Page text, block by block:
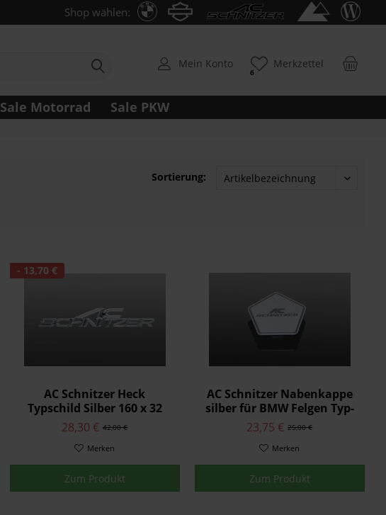
Shop wählen:
6
Merkzettel
Mein Konto
Sale Motorrad Sale PKW
Sortierung:
- 13,70 €
AC Schnitzer Heck
Typschild Silber 160 x 32
mm für BMW
42,00 €
28,30 €
Merken
Zum Produkt
AC Schnitzer Nabenkappe
silber für BMW Felgen Typ-
VIII25,00 €
23,75 €
Merken
Zum Produkt